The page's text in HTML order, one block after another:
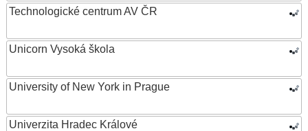
Technologické centrum AV ČR
Unicorn Vysoká škola
University of New York in Prague
Univerzita Hradec Králové